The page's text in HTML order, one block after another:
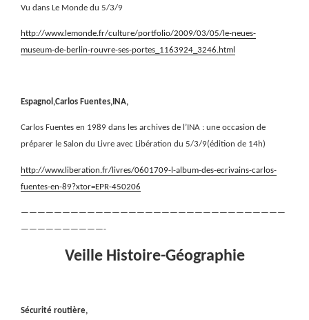
Vu dans Le Monde du 5/3/9
http://www.lemonde.fr/culture/portfolio/2009/03/05/le-neues-
museum-de-berlin-rouvre-ses-portes_1163924_3246.html
Espagnol,Carlos Fuentes,INA,
Carlos Fuentes en 1989 dans les archives de l’INA : une occasion de
préparer le Salon du Livre avec Libération du 5/3/9(édition de 14h)
http://www.liberation.fr/livres/0601709-l-album-des-ecrivains-carlos-
fuentes-en-89?xtor=EPR-450206
————————————————————————————————
——————————-
Veille Histoire-Géographie
Sécurité routière,